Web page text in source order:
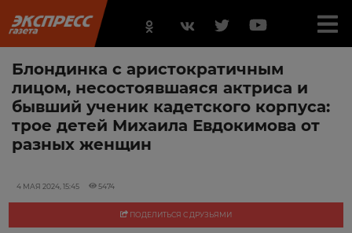
Блондинка с аристократичным
лицом, несостоявшаяся актриса и
бывший ученик кадетского корпуса:
трое детей Михаила Евдокимова от
разных женщин
4 МАЯ 2024, 15:45 5474
ПОДЕЛИТЬСЯ С ДРУЗЬЯМИ